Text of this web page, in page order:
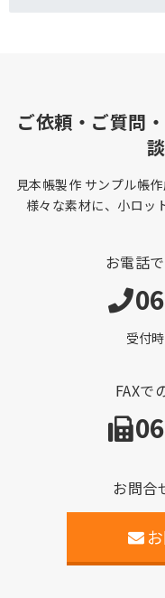
ご依頼・ご質問
見本帳製作 サンプル帳
様々な素材に、小ロッ
お電話
受付
FAXで
お問合